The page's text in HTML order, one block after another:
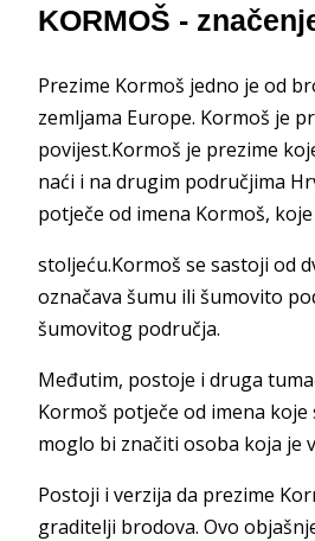
KORMOŠ -
Prezime Kormoš jedno je od
zemljama Europe. Kormoš je
povijest.Kormoš je prezime
naći i na drugim područjima
potječe od imena Kormoš,
stoljeću.Kormoš se sastoji od
označava šumu ili šumovito
šumovitog područja.
Međutim, postoje i druga
Kormoš potječe od imena
moglo bi značiti osoba koja je
Postoji i verzija da prezime
graditelji brodova. Ovo